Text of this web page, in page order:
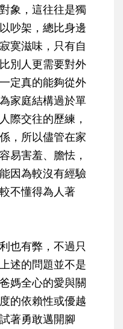
象，這往往是獨
吵架，總比身邊
寞滋味，只有自
別人更需要對外
定真的能夠從外
為家庭結構過於單
際交往的歷練，
，所以儘管在家
易害羞、膽怯，
因為較沒有經驗
不懂得為人著
也有弊，不過只
述的問題並不是
媽全心的愛與關
的依賴性或優越
著勇敢邁開腳